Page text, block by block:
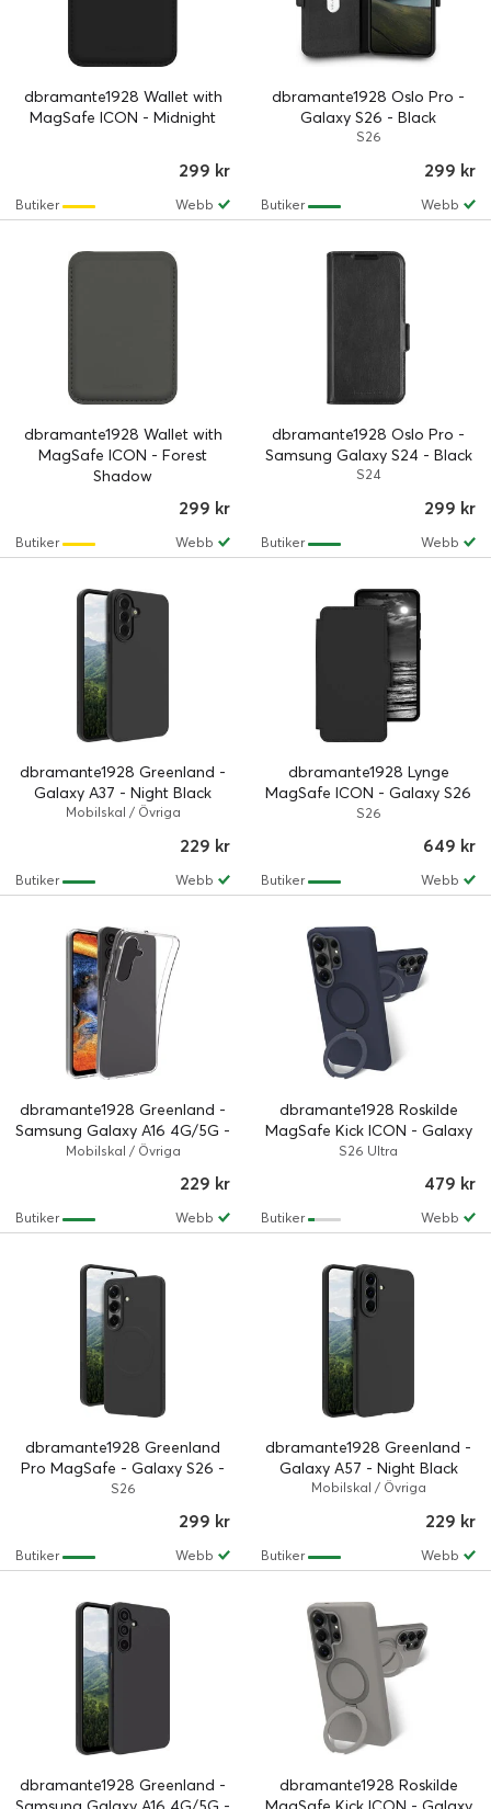
dbramante1928 Wallet with
MagSafe ICON - Midnight
299 kr
Webb
Butiker
dbramante1928 Oslo Pro -
Galaxy S26 - Black
S26
299 kr
Webb
Butiker
dbramante1928 Wallet with
MagSafe ICON - Forest
Shadow
299 kr
Webb
Butiker
dbramante1928 Oslo Pro -
Samsung Galaxy S24 - Black
S24
299 kr
Webb
Butiker
dbramante1928 Greenland -
Galaxy A37 - Night Black
Mobilskal / Övriga
229 kr
Webb
Butiker
dbramante1928 Lynge
MagSafe ICON - Galaxy S26
- Midnight
S26
649 kr
Webb
Butiker
dbramante1928 Greenland -
Samsung Galaxy A16 4G/5G -
Clear
Mobilskal / Övriga
229 kr
Webb
Butiker
dbramante1928 Roskilde
MagSafe Kick ICON - Galaxy
S26 Ultra - Deep Water
S26 Ultra
479 kr
Webb
Butiker
dbramante1928 Greenland
Pro MagSafe - Galaxy S26 -
Night Black
S26
299 kr
Webb
Butiker
dbramante1928 Greenland -
Galaxy A57 - Night Black
Mobilskal / Övriga
229 kr
Webb
Butiker
dbramante1928 Greenland -
dbramante1928 Roskilde